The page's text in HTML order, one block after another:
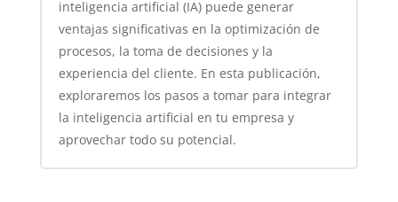
inteligencia artificial (IA) puede generar
ventajas significativas en la optimización de
procesos, la toma de decisiones y la
experiencia del cliente. En esta publicación,
exploraremos los pasos a tomar para integrar
la inteligencia artificial en tu empresa y
aprovechar todo su potencial.